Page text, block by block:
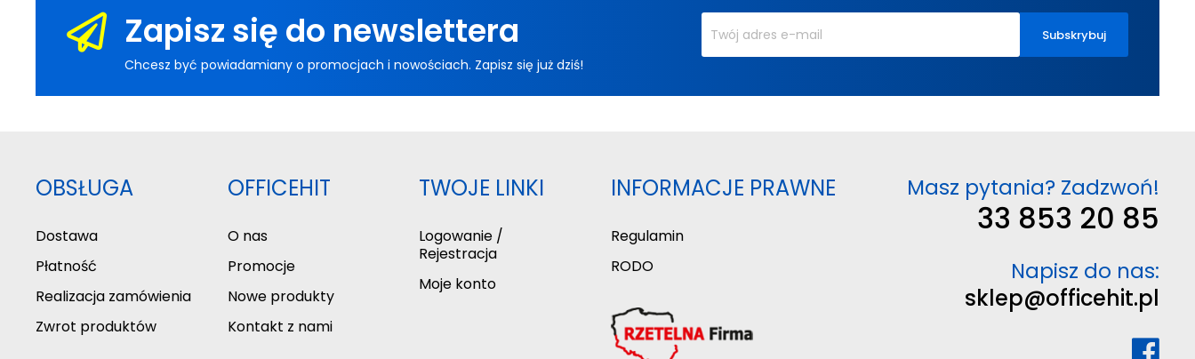
Zapisz się do newslettera
Chcesz być powiadamiany o promocjach i nowościach. Zapisz się już dziś!
OBSŁUGA
Dostawa
Płatność
Realizacja zamówienia
Zwrot produktów
OFFICEHIT
O nas
Promocje
Nowe produkty
Kontakt z nami
TWOJE LINKI
Logowanie /
Rejestracja
Moje konto
INFORMACJE PRAWNE
Regulamin
RODO
Masz pytania? Zadzwoń!
33 853 20 85
Napisz do nas:
sklep@officehit.pl